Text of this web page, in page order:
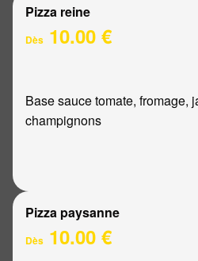
Pizza reine
Dès 10.00 €
Base sauce tomate, fromage,
champignons
Pizza paysanne
Dès 10.00 €